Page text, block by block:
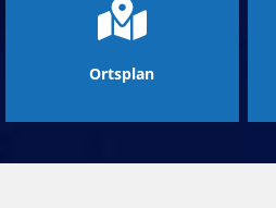
Ortsplan